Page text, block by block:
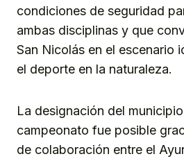
condiciones de seguridad
ambas disciplinas y que
San Nicolás en el escenario
el deporte en la naturaleza.
La designación del
campeonato fue posible
de colaboración entre el